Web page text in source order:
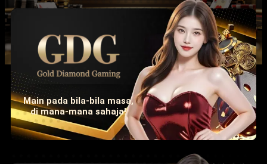
Main pada bila-bila masa,
di mana-mana sahaja!